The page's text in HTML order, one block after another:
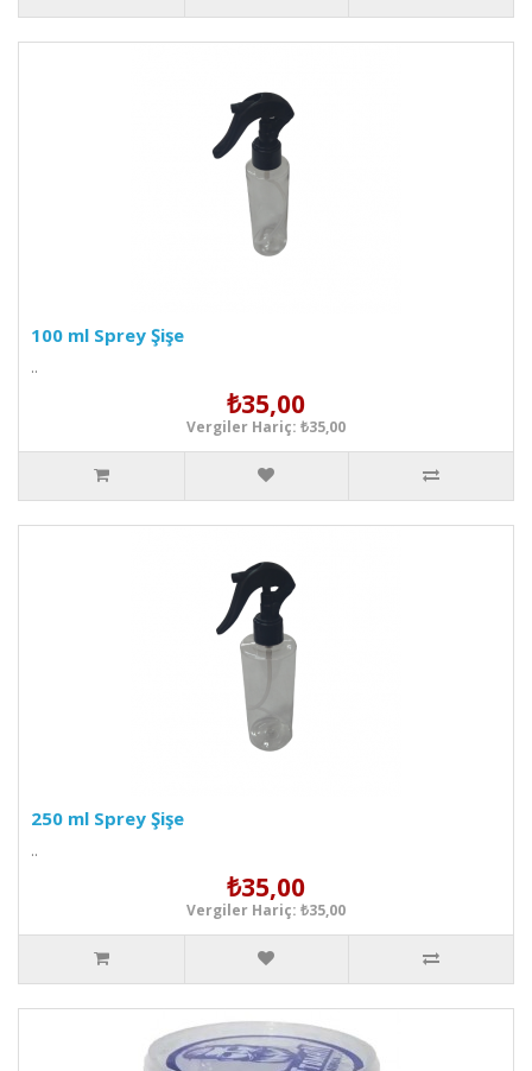
100 ml Sprey Şişe
..
₺35,00
Vergiler Hariç: ₺35,00
250 ml Sprey Şişe
..
₺35,00
Vergiler Hariç: ₺35,00